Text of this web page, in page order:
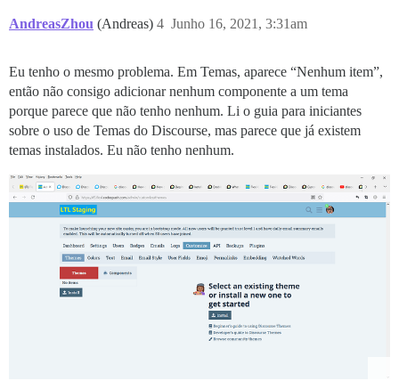
AndreasZhou (Andreas) Junho 16, 2021, 3:31am
4
Eu tenho o mesmo problema. Em Temas, aparece “Nenhum item”,
então não consigo adicionar nenhum componente a um tema
porque parece que não tenho nenhum. Li o guia para iniciantes
sobre o uso de Temas do Discourse, mas parece que já existem
temas instalados. Eu não tenho nenhum.